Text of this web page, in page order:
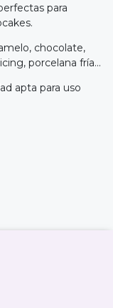
para
chocolate,
porcelana fría...
apta para uso